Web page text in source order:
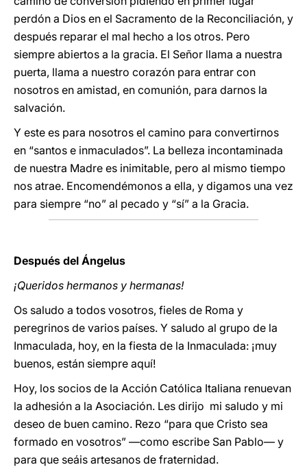
perdón a Dios en el Sacramento de la Reconciliación, y
después reparar el mal hecho a los otros. Pero
siempre abiertos a la gracia. El Señor llama a nuestra
puerta, llama a nuestro corazón para entrar con
nosotros en amistad, en comunión, para darnos la
salvación.
Y este es para nosotros el camino para convertirnos
en “santos e inmaculados”. La belleza incontaminada
de nuestra Madre es inimitable, pero al mismo tiempo
nos atrae. Encomendémonos a ella, y digamos una vez
para siempre “no” al pecado y “sí” a la Gracia.
Después del Ángelus
¡Queridos hermanos y hermanas!
Os saludo a todos vosotros, fieles de Roma y
peregrinos de varios países. Y saludo al grupo de la
Inmaculada, hoy, en la fiesta de la Inmaculada: ¡muy
buenos, están siempre aquí!
Hoy, los socios de la Acción Católica Italiana renuevan
la adhesión a la Asociación. Les dirijo mi saludo y mi
deseo de buen camino. Rezo “para que Cristo sea
formado en vosotros” —como escribe San Pablo— y
para que seáis artesanos de fraternidad.